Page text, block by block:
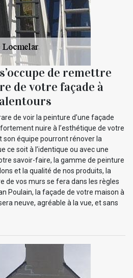
de remettre
de votre façade à
de voir la peinture d’une façade
nuire à l’esthétique de votre
son équipe pourront rénover la
ce soit à l’identique ou avec une
savoir-faire, la gamme de peinture
et la qualité de nos produits, la
de vos murs se fera dans les règles
Poulain, la façade de votre maison à
neuve, agréable à la vue, et sans